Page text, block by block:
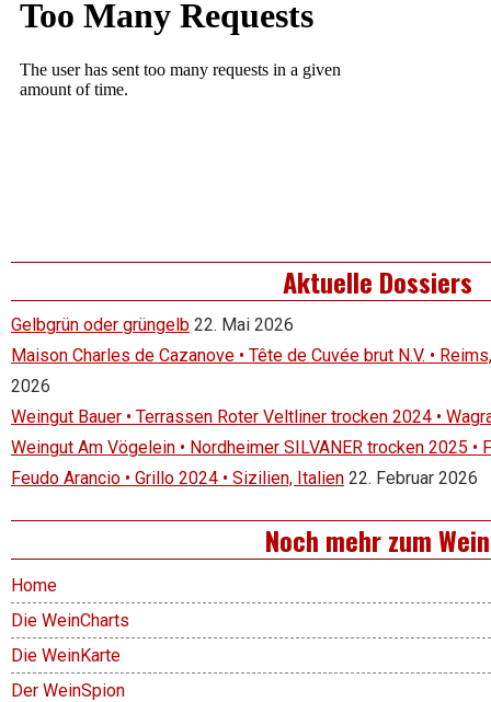
Aktuelle Dossiers
Gelbgrün oder grüngelb 22. Mai 2026
Maison Charles de Cazanove • Tête de Cuvée brut N.V. •
2026
Weingut Bauer • Terrassen Roter Veltliner trocken 2024 •
Weingut Am Vögelein • Nordheimer SILVANER trocken 2025 •
Feudo Arancio • Grillo 2024 • Sizilien, Italien 22. Februar 2026
Noch mehr zum Wein
Home
Die WeinCharts
Die WeinKarte
Der WeinSpion